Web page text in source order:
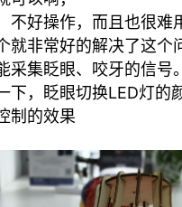
不好操作，而且也很难
就非常好的解决了这个
采集眨眼、咬牙的信号。
下，眨眼切换LED灯的
制的效果